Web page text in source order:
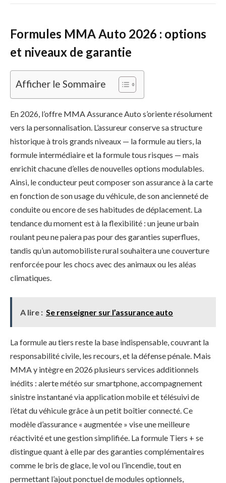
Formules MMA Auto 2026 : options
et niveaux de garantie
Afficher le Sommaire
En 2026, l’offre MMA Assurance Auto s’oriente résolument
vers la personnalisation. L’assureur conserve sa structure
historique à trois grands niveaux — la formule au tiers, la
formule intermédiaire et la formule tous risques — mais
enrichit chacune d’elles de nouvelles options modulables.
Ainsi, le conducteur peut composer son assurance à la carte
en fonction de son usage du véhicule, de son ancienneté de
conduite ou encore de ses habitudes de déplacement. La
tendance du moment est à la flexibilité : un jeune urbain
roulant peu ne paiera pas pour des garanties superflues,
tandis qu’un automobiliste rural souhaitera une couverture
renforcée pour les chocs avec des animaux ou les aléas
climatiques.
A lire : Se renseigner sur l’assurance auto
La formule au tiers reste la base indispensable, couvrant la
responsabilité civile, les recours, et la défense pénale. Mais
MMA y intègre en 2026 plusieurs services additionnels
inédits : alerte météo sur smartphone, accompagnement
sinistre instantané via application mobile et télésuivi de
l’état du véhicule grâce à un petit boîtier connecté. Ce
modèle d’assurance « augmentée » vise une meilleure
réactivité et une gestion simplifiée. La formule Tiers + se
distingue quant à elle par des garanties complémentaires
comme le bris de glace, le vol ou l’incendie, tout en
permettant l’ajout ponctuel de modules optionnels,